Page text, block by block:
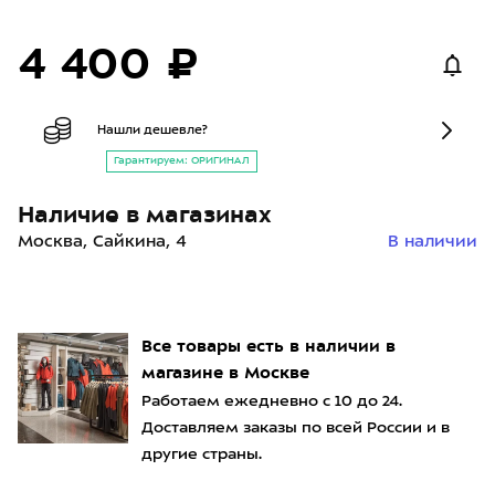
Все товары есть в наличии в
магазине в Москве
Работаем ежедневно с 10 до 24.
Доставляем заказы по всей России и в
другие страны.
4 400 ₽
Нашли дешевле?
Гарантируем: ОРИГИНАЛ
Наличие в магазинах
Москва, Сайкина, 4 В наличии